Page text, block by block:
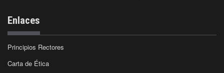
Enlaces
Principios Rectores
Carta de Ética